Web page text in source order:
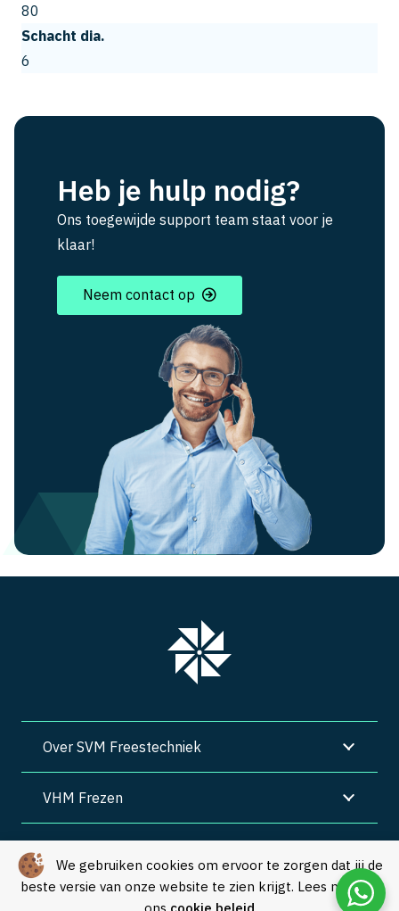
We gebruiken cookies om ervoor te zorgen dat jij de
beste versie van onze website te zien krijgt. Lees meer in
80
Schacht dia.
6
Heb je hulp nodig?
Ons toegewijde support team staat voor je
klaar!
Neem contact op
Over SVM Freestechniek
VHM Frezen
Algemene voorwaarden | Privacy